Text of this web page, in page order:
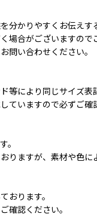
分かりやすくお伝えす
場合がございますので
問い合わせください。
等により同じサイズ表
ていますので必ずご確
。
りますが、素材や色に
おります。
確認ください。